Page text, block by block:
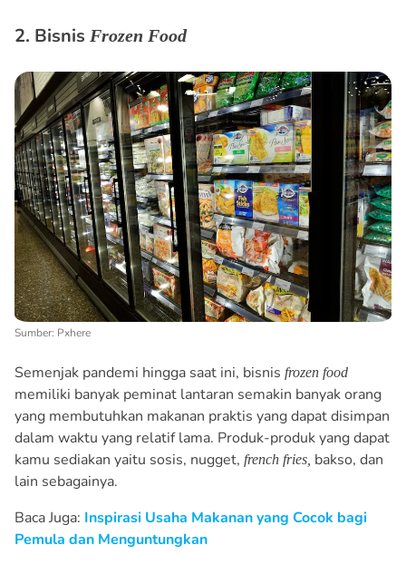
2. Bisnis Frozen Food
Sumber: Pxhere
Semenjak pandemi hingga saat ini, bisnis frozen food
memiliki banyak peminat lantaran semakin banyak orang
yang membutuhkan makanan praktis yang dapat disimpan
dalam waktu yang relatif lama. Produk-produk yang dapat
kamu sediakan yaitu sosis, nugget, french fries, bakso, dan
lain sebagainya.
Baca Juga: Inspirasi Usaha Makanan yang Cocok bagi
Pemula dan Menguntungkan